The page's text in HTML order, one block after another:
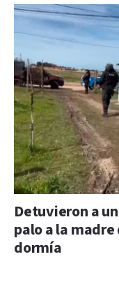
Detuvieron a
palo a la
dormía